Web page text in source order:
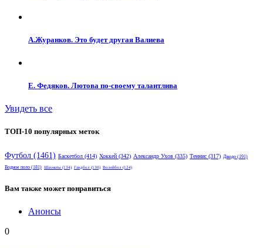
А.Журанков. Это будет другая Валиева
Е. Федяков. Лютова по-своему талантлива
Увидеть все
ТОП-10 популярных меток
Футбол (1461) Баскетбол (414) Хоккей (342) Александр Ухов (335) Теннис (317) Дзюдо (191)
Водное поло (181) Шахматы (134) Гандбол (130) Волейбол (124)
Вам также может понравиться
Анонсы
0